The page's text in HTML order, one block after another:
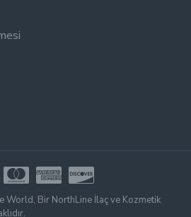
Bir NorthLine İlaç ve Kozmetik